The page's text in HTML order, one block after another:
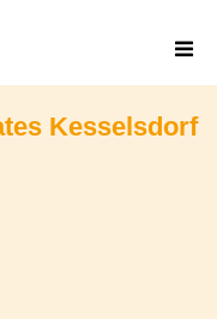
Kesselsdorf